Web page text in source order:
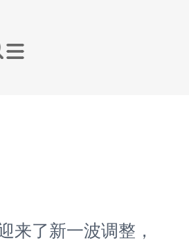
来了新一波调整，